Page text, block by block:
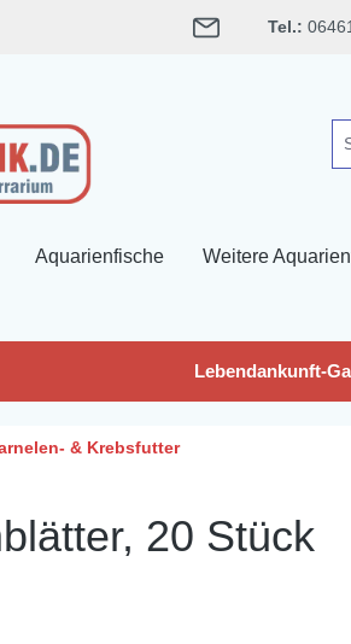
Tel.:
Aquarienfische Weitere
Lebendankunft-
& Krebsfutter
20 Stück